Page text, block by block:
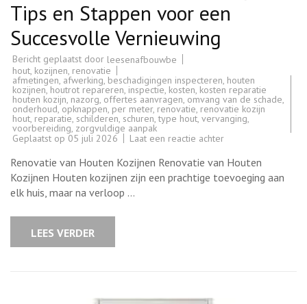
Tips en Stappen voor een
Succesvolle Vernieuwing
Bericht geplaatst door leesenafbouwbe
hout, kozijnen, renovatie
afmetingen, afwerking, beschadigingen inspecteren, houten
kozijnen, houtrot repareren, inspectie, kosten, kosten reparatie
houten kozijn, nazorg, offertes aanvragen, omvang van de schade,
onderhoud,opknappen, per meter, renovatie, renovatie kozijn
hout, reparatie, schilderen, schuren,type hout, vervanging,
voorbereiding, zorgvuldige aanpak
Geplaatst op 05 juli 2026 Laat een reactie achterop
van
Houten
Kozijnen:
Tips
Renovatie van Houten Kozijnen Renovatie van Houten
Kozijnen Houten kozijnen zijn een prachtige toevoeging aan
elk huis, maar na verloop …
LEES VERDER